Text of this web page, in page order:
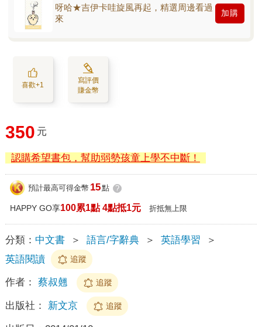
呀哈★吉伊卡哇旋風再起，精選周邊看過
來
加購
喜歡+1
寫評價
賺金幣
350 元
認購希望書包，幫助弱勢孩童上學不中斷！
預計最高可得金幣 15點 ?
HAPPY GO享100累1點 4點抵1元 折抵無上限
分類： 中文書 ＞ 語言/字辭典 ＞ 英語學習
＞
英語閱讀
追蹤
作者： 蔡叔翹 追蹤
出版社： 新文京 追蹤